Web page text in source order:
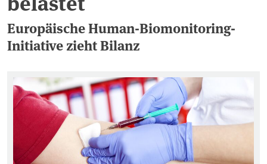
Europäische Human-Biomonitoring-
Initiative zieht Bilanz